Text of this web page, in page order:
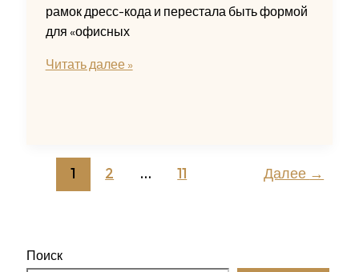
рамок дресс-кода и перестала быть формой
для «офисных
Как
только
на
Читать далее »
1 2 … 11 Далее →
Поиск